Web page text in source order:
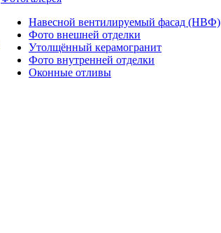
Навесной вентилируемый фасад (НВФ)
Фото внешней отделки
Утолщённый керамогранит
Фото внутренней отделки
Оконные отливы